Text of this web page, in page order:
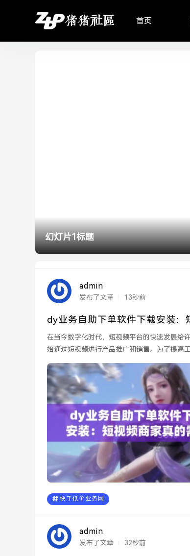
首页
幻灯片2标题
admin
发布了文章 13秒前
dy业务自助下单软件下载安装：
在当今数字化时代，短视频平台的快速发展给
始通过短视频进行产品推广和销售。为了提高
助下单软件的下...
快手低价业务网
admin
发布了文章 32秒前